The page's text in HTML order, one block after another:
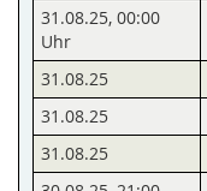
31.08.25, 00:00
Uhr
31.08.25
31.08.25
31.08.25